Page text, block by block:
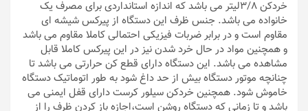
خردکن 3/8لیتر می باشد که اندازه استانداردی برای مصرف یک
خانواده می باشد. جنس ظرف این دستگاه از پیرکس شیشه ای
مقاوم است و در برابر ضربات فیزیکی احتمالی کاملا مقاوم می باشد
و همچنین مواد در حال خرد شدن نیز در این پیرکس کاملا قابل
مشاهده می باشد. این دستگاه دارای قطع کن حرارتی می باشد تا
چنانچه موتور دستگاه بیش از حد داغ شود به طور اتوماتیک دستگاه
خاموش شود. همچنین خردکن سیلور کرست دارای قفل ایمنی می
باشد و تا زمانی که دستگاه روشن است،اجازه باز کردن ظرف را از